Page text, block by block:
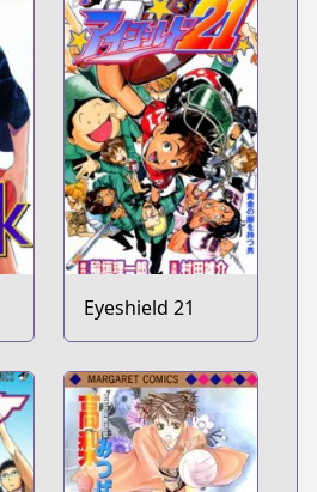
Eyeshield 21